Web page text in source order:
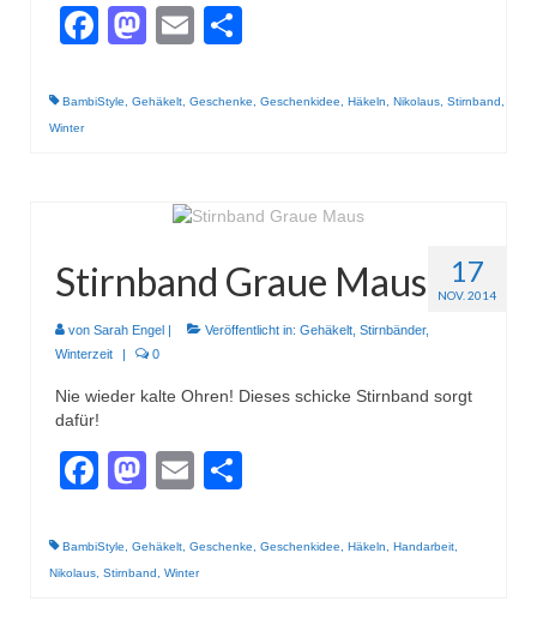
Facebook
Mastodon
Email
BambiStyle Gehäkelt Geschenke Geschenkidee Häkeln Nikolaus Stirnband
Winter
17
NOV. 2014
Stirnband Graue Maus
von Sarah Engel | Veröffentlicht in: Gehäkelt Stirnbänder,
Winterzeit
| 0
Nie wieder kalte Ohren! Dieses schicke Stirnband sorgt
dafür!
Facebook
Mastodon
Email
BambiStyle Gehäkelt Geschenke Geschenkidee Häkeln Handarbeit
Nikolaus Stirnband Winter